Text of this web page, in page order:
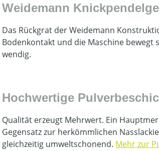
Weidemann
Das Rückgrat der Weidemann
Bodenkontakt und die Maschine
wendig.
Hochwertige
Qualität erzeugt Mehrwert. Ein
Gegensatz zur herkömmlichen
gleichzeitig umweltschonend. Mehr zur